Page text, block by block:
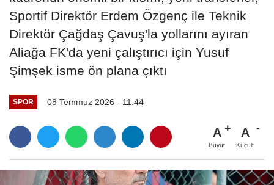
Sportif Direktör Erdem Özgenç ile Teknik
Direktör Çağdaş Çavuş'la yollarını ayıran
Aliağa FK'da yeni çalıştırıcı için Yusuf
Şimşek isme ön plana çıktı
SPOR 08 Temmuz 2026 - 11:44
A
Büyüt
A
Küçült